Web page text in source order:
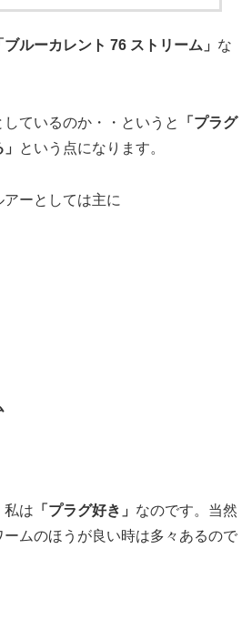
ブルーカレント 76 ストリーム」 な
ているのか・・というと
「プラグ
という点になります。
ーとしては主に
私は 「プラグ好き」 なのです。当然
ムのほうが良い時は多々あるので